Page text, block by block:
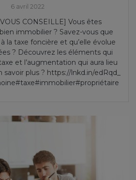
6 avril 2022
CONSEILLE] Vous êtes
immobilier ? Savez-vous que
la taxe foncière et qu’elle évolue
? Découvrez les éléments qui
et l’augmentation qui aura lieu
savoir plus ? https://lnkd.in/edRqd_